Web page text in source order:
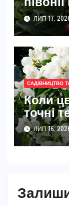
ЛИП 17,
САДІВНИЦТВО
Коли
точні
ЛИП 16,